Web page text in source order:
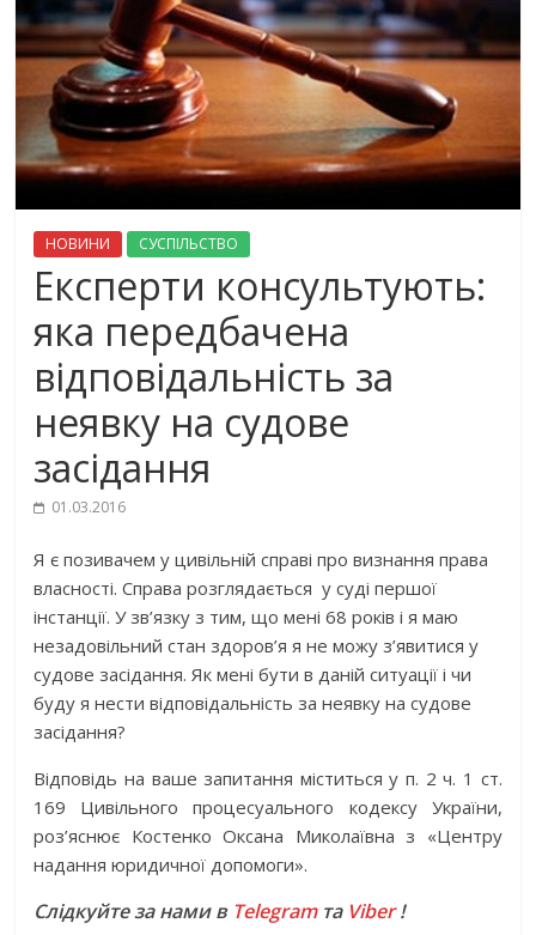
НОВИНИ СУСПІЛЬСТВО
Експерти консультують:
яка передбачена
відповідальність за
неявку на судове
засідання
01.03.2016
Я є позивачем у цивільній справі про визнання права
власності. Справа розглядається у суді першої
інстанції. У зв’язку з тим, що мені 68 років і я маю
незадовільний стан здоров’я я не можу з’явитися у
судове засідання. Як мені бути в даній ситуації і чи
буду я нести відповідальність за неявку на судове
засідання?
Відповідь на ваше запитання міститься у п. 2 ч. 1 ст.
169 Цивільного процесуального кодексу України,
роз’яснює Костенко Оксана Миколаївна з «Центру
надання юридичної допомоги».
Слідкуйте за нами в Telegramта Viber!